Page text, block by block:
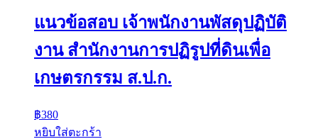
แนวข้อสอบ เจ้าพนักงานพัสดุปฏิบัติ
งาน สำนักงานการปฏิรูปที่ดินเพื่อ
เกษตรกรรม ส.ป.ก.
฿380
หยิบใส่ตะกร้า